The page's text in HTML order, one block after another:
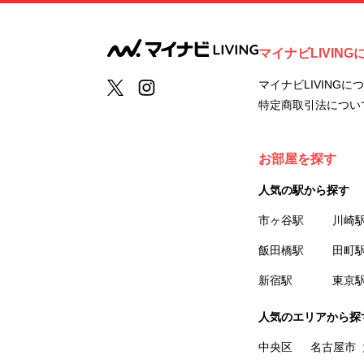
マイナビLIVING
マイナビLIVINGに
特定商取引法につい
お部屋を探す
人気の駅から探す
市ヶ谷駅 川崎
飯田橋駅 田町
新宿駅 東京
人気のエリアから探
中央区 名古屋市